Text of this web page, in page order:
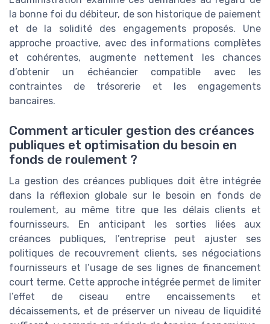
la bonne foi du débiteur, de son historique de paiement
et de la solidité des engagements proposés. Une
approche proactive, avec des informations complètes
et cohérentes, augmente nettement les chances
d’obtenir un échéancier compatible avec les
contraintes de trésorerie et les engagements
bancaires.
Comment articuler gestion des créances
publiques et optimisation du besoin en
fonds de roulement ?
La gestion des créances publiques doit être intégrée
dans la réflexion globale sur le besoin en fonds de
roulement, au même titre que les délais clients et
fournisseurs. En anticipant les sorties liées aux
créances publiques, l’entreprise peut ajuster ses
politiques de recouvrement clients, ses négociations
fournisseurs et l’usage de ses lignes de financement
court terme. Cette approche intégrée permet de limiter
l’effet de ciseau entre encaissements et
décaissements, et de préserver un niveau de liquidité